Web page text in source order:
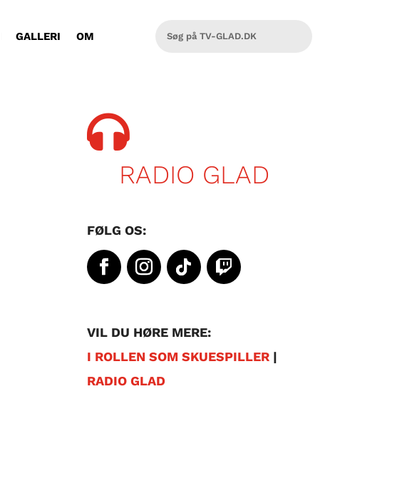
GALLERI OM

RADIO GLAD
FØLG OS:
VIL DU HØRE MERE:
I ROLLEN SOM SKUESPILLER|
RADIO GLAD